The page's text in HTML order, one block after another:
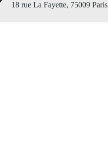
18 rue La Fayette, 75009 Paris